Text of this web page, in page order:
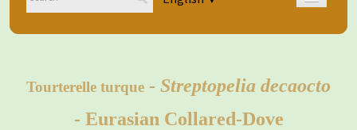
Home
Tourterelle turque - Streptopelia decaocto
- Eurasian Collared-Dove